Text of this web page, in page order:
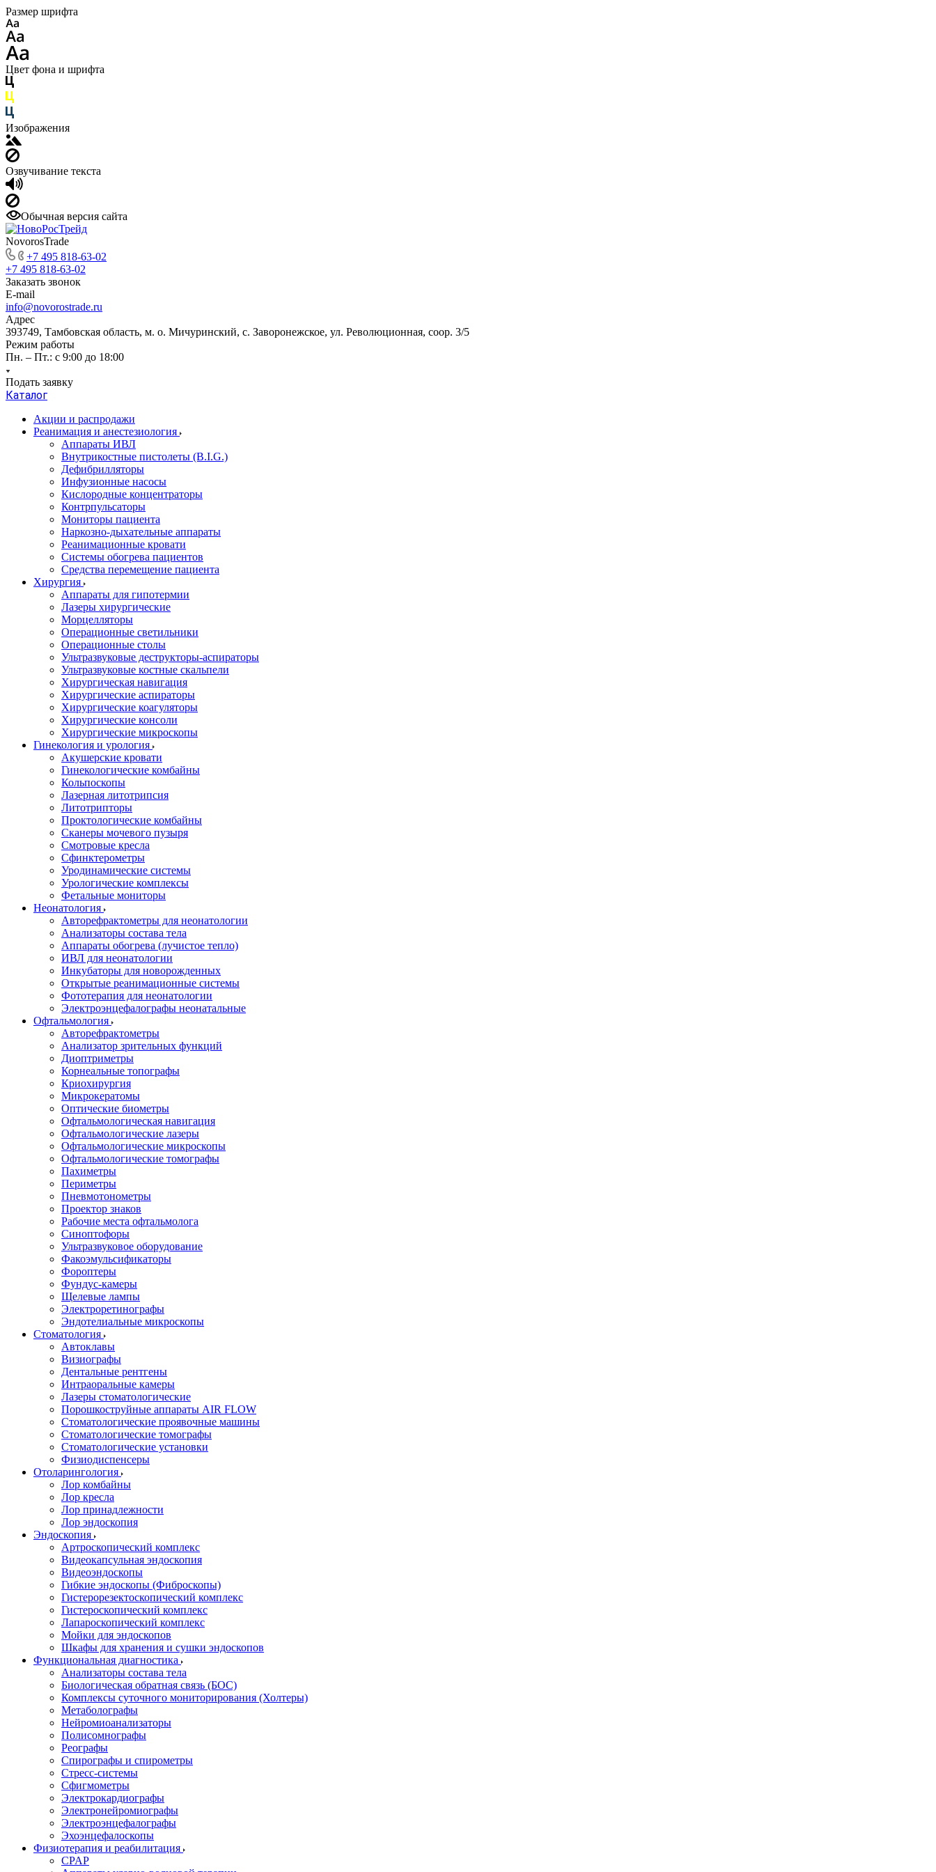
Размер шрифта
Цвет фона и шрифта
Изображения
Озвучивание текста
Обычная версия сайта
NovorosTrade
+7 495 818-63-02
+7 495 818-63-02
Заказать звонок
E-mail
info@novorostrade.ru
Адрес
393749, Тамбовская область, м. о. Мичуринский, с. Заворонежское, ул. Революционная, соор. 3/5
Режим работы
Пн. – Пт.: с 9:00 до 18:00
Подать заявку
Каталог
Акции и распродажи
Реанимация и анестезиология
Аппараты ИВЛ
Внутрикостные пистолеты (B.I.G.)
Дефибрилляторы
Инфузионные насосы
Кислородные концентраторы
Контрпульсаторы
Мониторы пациента
Наркозно-дыхательные аппараты
Реанимационные кровати
Системы обогрева пациентов
Средства перемещение пациента
Хирургия
Аппараты для гипотермии
Лазеры хирургические
Морцелляторы
Операционные светильники
Операционные столы
Ультразвуковые деструкторы-аспираторы
Ультразвуковые костные скальпели
Хирургическая навигация
Хирургические аспираторы
Хирургические коагуляторы
Хирургические консоли
Хирургические микроскопы
Гинекология и урология
Акушерские кровати
Гинекологические комбайны
Кольпоскопы
Лазерная литотрипсия
Литотрипторы
Проктологические комбайны
Сканеры мочевого пузыря
Смотровые кресла
Сфинктерометры
Уродинамические системы
Урологические комплексы
Фетальные мониторы
Неонатология
Авторефрактометры для неонатологии
Анализаторы состава тела
Аппараты обогрева (лучистое тепло)
ИВЛ для неонатологии
Инкубаторы для новорожденных
Открытые реанимационные системы
Фототерапия для неонатологии
Электроэнцефалографы неонатальные
Офтальмология
Авторефрактометры
Анализатор зрительных функций
Диоптриметры
Корнеальные топографы
Криохирургия
Микрокератомы
Оптические биометры
Офтальмологическая навигация
Офтальмологические лазеры
Офтальмологические микроскопы
Офтальмологические томографы
Пахиметры
Периметры
Пневмотонометры
Проектор знаков
Рабочие места офтальмолога
Синоптофоры
Ультразвуковое оборудование
Факоэмульсификаторы
Фороптеры
Фундус-камеры
Щелевые лампы
Электроретинографы
Эндотелиальные микроскопы
Стоматология
Автоклавы
Визиографы
Дентальные рентгены
Интраоральные камеры
Лазеры стоматологические
Порошкоструйные аппараты AIR FLOW
Стоматологические проявочные машины
Стоматологические томографы
Стоматологические установки
Физиодиспенсеры
Отоларингология
Лор комбайны
Лор кресла
Лор принадлежности
Лор эндоскопия
Эндоскопия
Артроскопический комплекс
Видеокапсульная эндоскопия
Видеоэндоскопы
Гибкие эндоскопы (Фиброcкопы)
Гистерорезектоскопический комплекс
Гистероскопический комплекс
Лапароскопический комплекс
Мойки для эндоскопов
Шкафы для хранения и сушки эндоскопов
Функциональная диагностика
Анализаторы состава тела
Биологическая обратная связь (БОС)
Комплексы суточного мониторирования (Холтеры)
Метаболографы
Нейромиоанализаторы
Полисомнографы
Реографы
Спирографы и спирометры
Стресс-системы
Сфигмометры
Электрокардиографы
Электронейромиографы
Электроэнцефалографы
Эхоэнцефалоскопы
Физиотерапия и реабилитация
CPAP